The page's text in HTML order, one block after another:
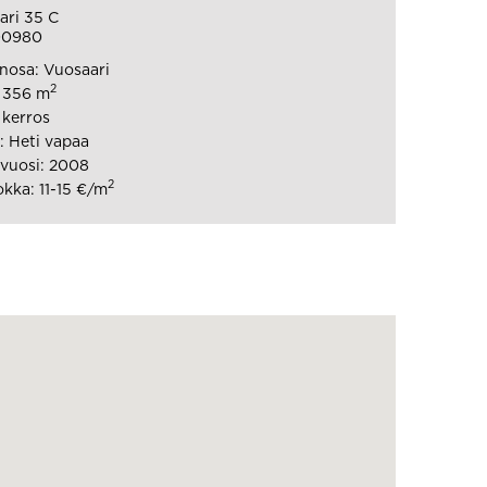
35 C
Vuosaari
m2
Heti vapaa
2008
11-15 €/m2